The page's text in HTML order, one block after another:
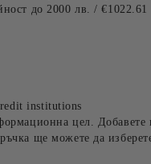
до 2000 лв. / €1022.61
institutions
цел. Добавете
ще можете да